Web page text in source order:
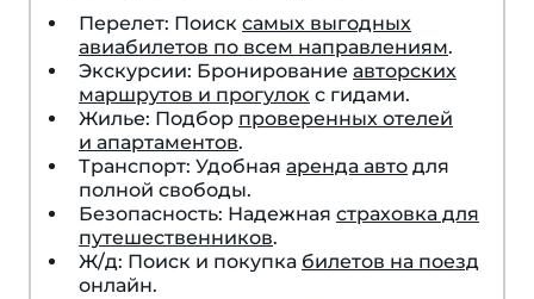
Перелет: Поиск самых выгодных
авиабилетов по всем направлениям.
Экскурсии: Бронирование авторских
маршрутов и прогулок с гидами.
Жилье: Подбор проверенных отелей
и апартаментов.
Транспорт: Удобная аренда авто для
полной свободы.
Безопасность: Надежная страховка для
путешественников.
Ж/д: Поиск и покупка билетов на поезд
онлайн.